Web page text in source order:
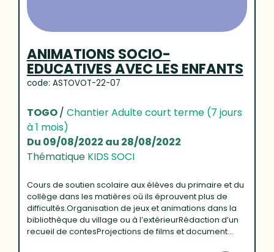
ANIMATIONS SOCIO-
EDUCATIVES AVEC LES ENFANTS
code: ASTOVOT-22-07
TOGO/ Chantier Adulte court terme (7 jours
à 1 mois)
Du 09/08/2022 au 28/08/2022
Thématique KIDS SOCI
Cours de soutien scolaire aux élèves du primaire et du
collège dans les matières où ils éprouvent plus de
difficultés.Organisation de jeux et animations dans la
bibliothèque du village ou à l’extérieurRédaction d’un
recueil de contesProjections de films et document...